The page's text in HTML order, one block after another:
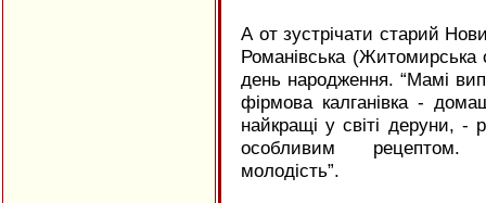
А от зустрічати старий
Романівська
день народження. “Мамі
фірмова калганівка -
найкращі у світі деруни, -
особливим рецептом.
молодість”.